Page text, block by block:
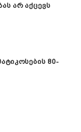
Არ Აქცევს
80-